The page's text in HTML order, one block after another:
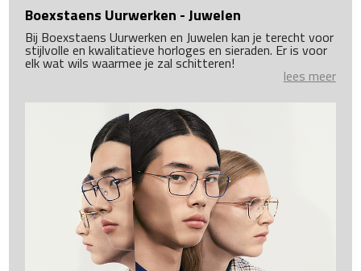
Boexstaens Uurwerken - Juwelen
Bij Boexstaens Uurwerken en Juwelen kan je terecht voor
stijlvolle en kwalitatieve horloges en sieraden. Er is voor
elk wat wils waarmee je zal schitteren!
lees meer